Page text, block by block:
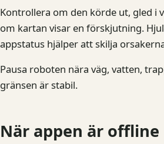
Kontrollera om den körde ut, gled i
om kartan visar en förskjutning.
appstatus hjälper att skilja
Pausa roboten nära väg, vatten,
gränsen är stabil.
När appen är offline